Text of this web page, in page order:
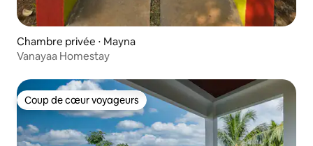
Chambre privée ⋅ Mayna
Vanayaa Homestay
Coup de cœur voyageurs
Coup de cœur voyageurs